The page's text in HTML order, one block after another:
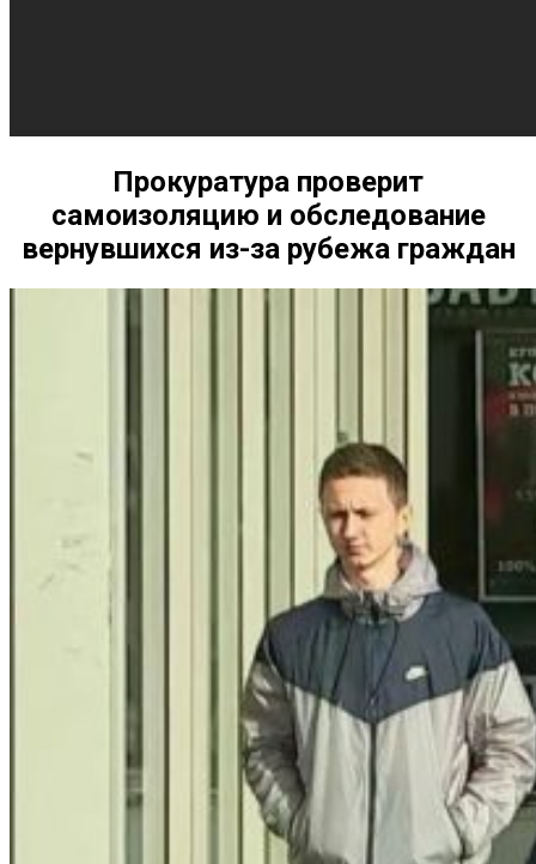
Прокуратура проверит
самоизоляцию и обследование
вернувшихся из-за рубежа граждан